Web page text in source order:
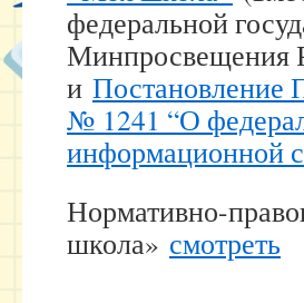
федеральной
Минпросвещения
и Постановление
№ 1241 “О
информационной
Нормативно-
школа» смотреть